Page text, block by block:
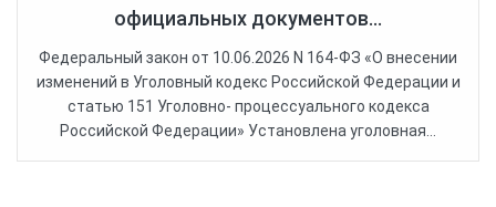
официальных документов...
Федеральный закон от 10.06.2026 N 164-ФЗ «О внесении
изменений в Уголовный кодекс Российской Федерации и
статью 151 Уголовно- процессуального кодекса
Российской Федерации» Установлена уголовная...